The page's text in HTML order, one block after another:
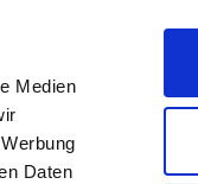
Medien
Daten
Gute Gründe